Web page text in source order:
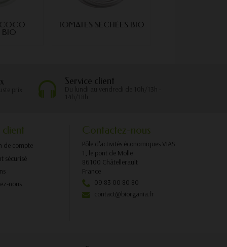
BIO
TOMATES SÉCHÉES BIO
Service client
de compte
sécurisé
nous
Contactez-nous
Pôle d'activités économiques VIAS
1, le pont de Molle
86100 Châtellerault
France
09 83 00 80 80
contact@biorgania.fr